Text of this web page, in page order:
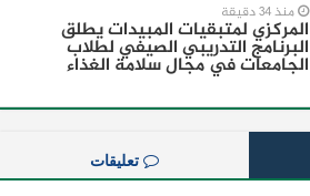
منذ 34 دقيقة
المركزي لمتبقيات المبيدات يطلق
البرنامج التدريبي الصيفي لطلاب
الجامعات في مجال سلامة الغذاء
تعليقات